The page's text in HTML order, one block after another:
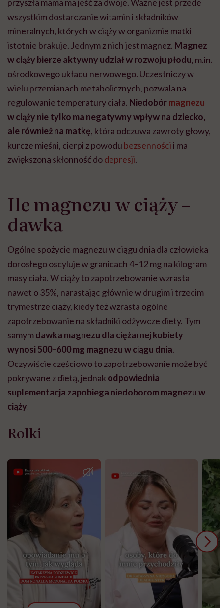
przyszła mama ma jeść za dwoje. Ważne jest przede
wszystkim dostarczanie witamin i składników
mineralnych, których w ciąży w organizmie matki
istotnie brakuje. Jednym z nich jest magnez. Magnez
w ciąży bierze aktywny udział w rozwoju płodu, m.in.
ośrodkowego układu nerwowego. Uczestniczy w
wielu przemianach metabolicznych, pozwala na
regulowanie temperatury ciała. Niedobórmagnezu
w ciąży nie tylko ma negatywny wpływ na dziecko,
ale również na matkę, która odczuwa zawroty głowy,
kurcze mięśni, cierpi z powodu bezsennościi ma
zwiększoną skłonność dodepresji.
Ile magnezu w ciąży –
dawka
Ogólne spożycie magnezu w ciągu dnia dla człowieka
dorosłego oscyluje w granicach 4–12 mg na kilogram
masy ciała. W ciąży to zapotrzebowanie wzrasta
nawet o 35%, narastając głównie w drugim i trzecim
trymestrze ciąży, kiedy też wzrasta ogólne
zapotrzebowanie na składniki odżywcze diety. Tym
samymdawka magnezu dla ciężarnej kobiety
wynosi 500–600 mg magnezu w ciągu dnia.
Oczywiście częściowo to zapotrzebowanie może być
pokrywane z dietą, jednak odpowiednia
suplementacja zapobiega niedoborom magnezu w
ciąży.
Rolki